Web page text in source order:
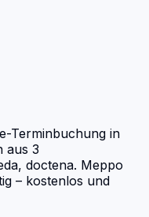
Terminbuchung in
aus 3
doctena. Meppo
– kostenlos und